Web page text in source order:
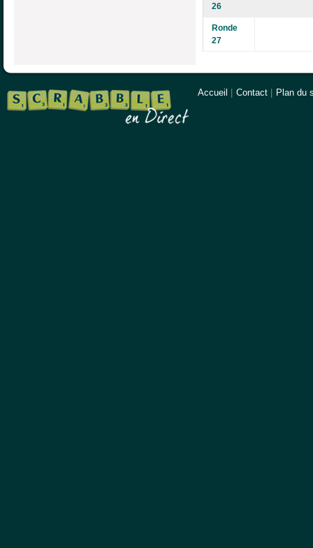
26
Ronde
27
Accueil Contact Plan du